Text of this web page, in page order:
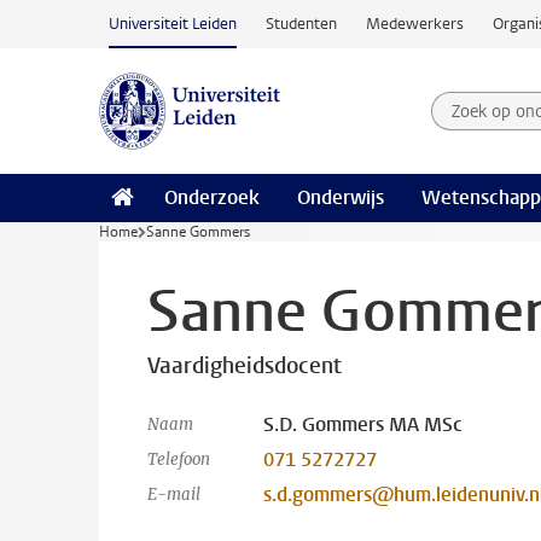
Ga naar hoofdinhoud
Universiteit Leiden Studenten Medewerkers
Zoek op
Zoekterm
Onderzoek Onderwijs
Home Sanne Gommers
Sanne
Vaardigheidsdocent
Naam S.D. Gommers MA MSc
Telefoon 071 5272727
E-mail